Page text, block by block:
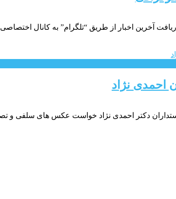
احمدی نژاد
دکتر احمدی نژاد خواست عکس های سلفی و